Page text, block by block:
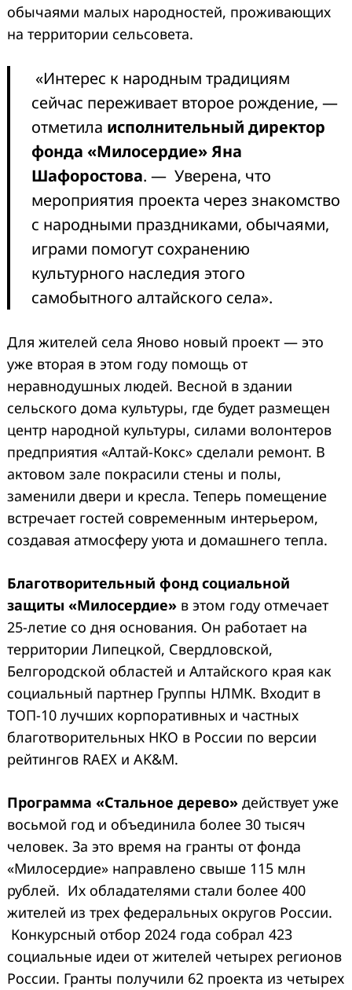
обычаями малых народностей, проживающих
на территории сельсовета.
«Интерес к народным традициям
сейчас переживает второе рождение, —
отметила исполнительный директор
фонда «Милосердие» Яна
Шафоростова. — Уверена, что
мероприятия проекта через знакомство
с народными праздниками, обычаями,
играми помогут сохранению
культурного наследия этого
самобытного алтайского села».
Для жителей села Яново новый проект — это
уже вторая в этом году помощь от
неравнодушных людей. Весной в здании
сельского дома культуры, где будет размещен
центр народной культуры, силами волонтеров
предприятия «Алтай-Кокс» сделали ремонт. В
актовом зале покрасили стены и полы,
заменили двери и кресла. Теперь помещение
встречает гостей современным интерьером,
создавая атмосферу уюта и домашнего тепла.
Благотворительный фонд социальной
защиты «Милосердие» в этом году отмечает
25-летие со дня основания. Он работает на
территории Липецкой, Свердловской,
Белгородской областей и Алтайского края как
социальный партнер Группы НЛМК. Входит в
ТОП-10 лучших корпоративных и частных
благотворительных НКО в России по версии
рейтингов RAEX и AK&M.
Программа «Стальное дерево» действует уже
восьмой год и объединила более 30 тысяч
человек. За это время на гранты от фонда
«Милосердие» направлено свыше 115 млн
рублей. Их обладателями стали более 400
жителей из трех федеральных округов России.
Конкурсный отбор 2024 года собрал 423
социальные идеи от жителей четырех регионов
России. Гранты получили 62 проекта из четырех